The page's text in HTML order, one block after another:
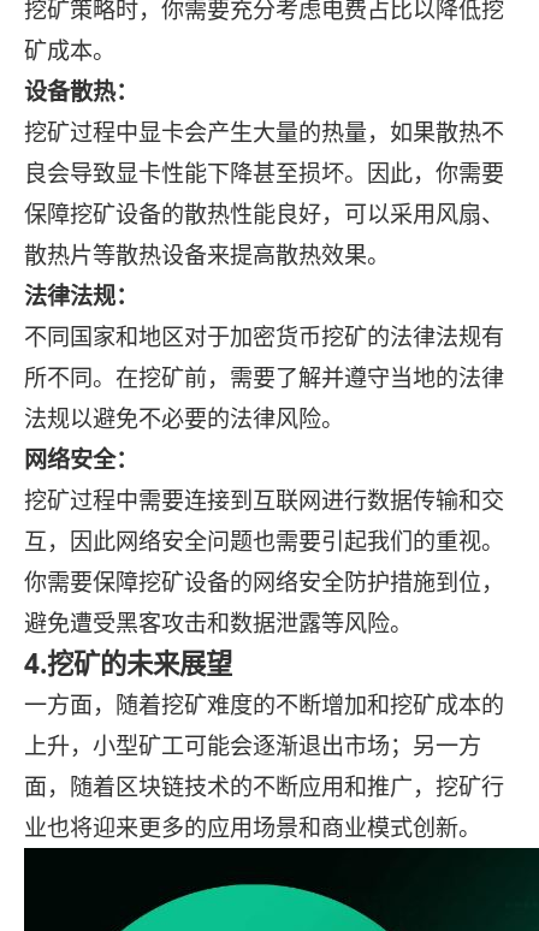
挖矿策略时，你需要充分考虑电费占比以降低挖
矿成本。
设备散热：
挖矿过程中显卡会产生大量的热量，如果散热不
良会导致显卡性能下降甚至损坏。因此，你需要
保障挖矿设备的散热性能良好，可以采用风扇、
散热片等散热设备来提高散热效果。
法律法规：
不同国家和地区对于加密货币挖矿的法律法规有
所不同。在挖矿前，需要了解并遵守当地的法律
法规以避免不必要的法律风险。
网络安全：
挖矿过程中需要连接到互联网进行数据传输和交
互，因此网络安全问题也需要引起我们的重视。
你需要保障挖矿设备的网络安全防护措施到位，
避免遭受黑客攻击和数据泄露等风险。
4.挖矿的未来展望
一方面，随着挖矿难度的不断增加和挖矿成本的
上升，小型矿工可能会逐渐退出市场；另一方
面，随着区块链技术的不断应用和推广，挖矿行
业也将迎来更多的应用场景和商业模式创新。